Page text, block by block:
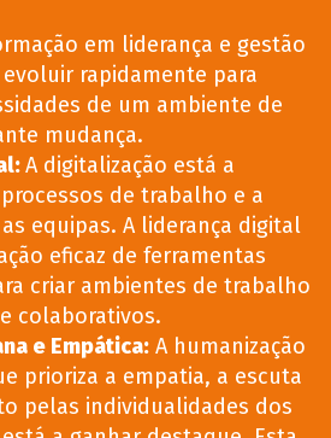
em liderança e gestão
rapidamente para
de um ambiente de
mudança.
:A digitalização está a
de trabalho e a
equipas. A liderança digital
eficaz de ferramentas
criar ambientes de trabalho
colaborativos.
e Empática: A humanização
prioriza a empatia, a escuta
pelas individualidades dos